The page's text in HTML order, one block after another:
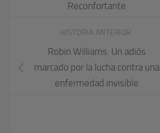
Reconfortante
HISTORIA ANTERIOR
Robin Williams: Un adiós
marcado por la lucha contra una
enfermedad invisible